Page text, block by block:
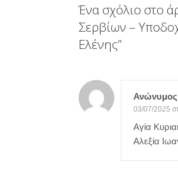
o
o
k
e
r
σ
τ
τ
ε
Ένα σχόλιο στο
Σερβίων –
Ελένης”
Ανώνυμος
03/07/2025
Αγία
Αλεξία